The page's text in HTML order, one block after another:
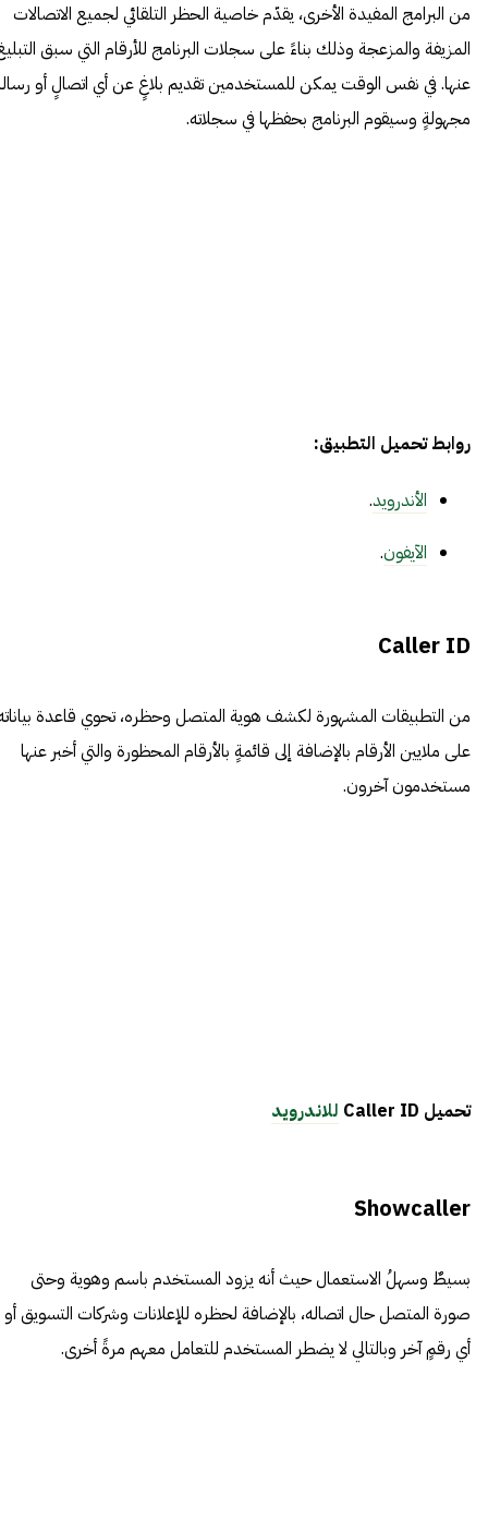
من البرامج المفيدة الأخرى، يقدّم خاصية الحظر التلقائي لجميع الاتصالات
المزيفة والمزعجة وذلك بناءً على سجلات البرنامج للأرقام التي سبق
عنها. في نفس الوقت يمكن للمستخدمين تقديم بلاغٍ عن أي اتصالٍ أو
مجهولةٍ وسيقوم البرنامج بحفظها في سجلاته.
روابط تحميل التطبيق:
الأندرويد.
الآيفون.
Caller ID
من التطبيقات المشهورة لكشف هوية المتصل وحظره، تحوي قاعدة
على ملايين الأرقام بالإضافة إلى قائمةٍ بالأرقام المحظورة والتي أخبر عنها
مستخدمون آخرون.
تحميل Caller ID للاندرويد
Showcaller
بسيطٌ وسهلُ الاستعمال حيث أنه يزود المستخدم باسم وهوية وحتى
صورة المتصل حال اتصاله، بالإضافة لحظره للإعلانات وشركات التسويق أو
أي رقمٍ آخر وبالتالي لا يضطر المستخدم للتعامل معهم مرةً أخرى.